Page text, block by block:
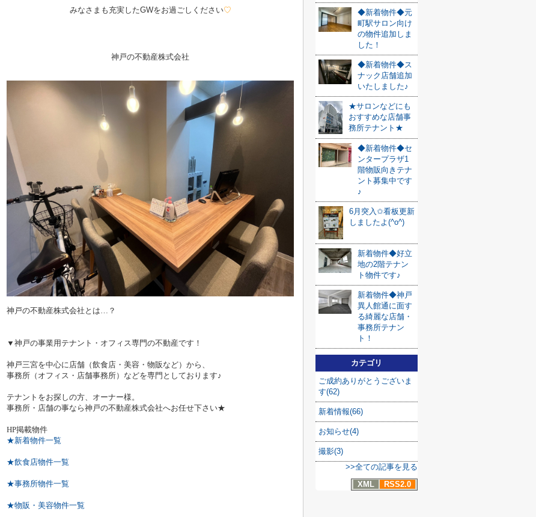
みなさまも充実したGWをお過ごしください♡
神戸の不動産株式会社
神戸の不動産株式会社とは…？
▼神戸の事業用テナント・オフィス専門の不動産です！
神戸三宮を中心に店舗（飲食店・美容・物販など）から、
事務所（オフィス・店舗事務所）などを専門としております♪
テナントをお探しの方、オーナー様。
事務所・店舗の事なら神戸の不動産株式会社へお任せ下さい★
HP掲載物件
★新着物件一覧
★飲食店物件一覧
★事務所物件一覧
★物販・美容物件一覧
◆新着物件◆元
町駅サロン向け
の物件追加しま
した！
◆新着物件◆ス
ナック店舗追加
いたしました♪
★サロンなどにも
おすすめな店舗事
務所テナント★
◆新着物件◆セ
ンタープラザ1
階物販向きテナ
ント募集中です
♪
6月突入✩看板更新
しましたよ(^o^)
新着物件◆好立
地の2階テナン
ト物件です♪
新着物件◆神戸
異人館通に面す
る綺麗な店舗・
事務所テナン
ト！
カテゴリ
ご成約ありがとうございま
す(62)
新着情報(66)
お知らせ(4)
撮影(3)
>>全ての記事を見る
XML
RSS2.0